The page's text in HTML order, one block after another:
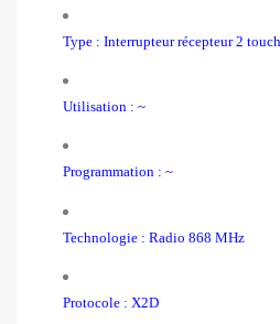
Type : Interrupteur récepteur 2
Utilisation : ~
Programmation : ~
Technologie : Radio 868 MHz
Protocole : X2D